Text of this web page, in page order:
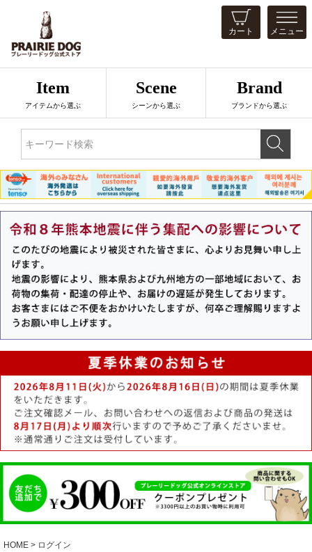
カート メニュー
Item
アイテムから選ぶ
Scene
シーンから選ぶ
Brand
ブランドから選ぶ
HOME ログイン